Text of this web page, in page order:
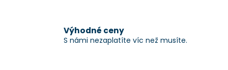
Výhodné ceny
S námi nezaplatíte víc než musíte.